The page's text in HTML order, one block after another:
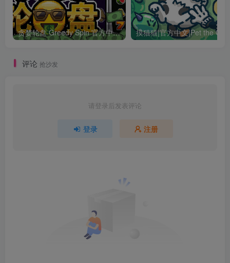
贪婪轮盘 Greedy Spin 官方中文Build.24493828 摸猫猫|官方中文|Pet the Cat
评论 抢沙发
请登录后发表评论
登录 注册